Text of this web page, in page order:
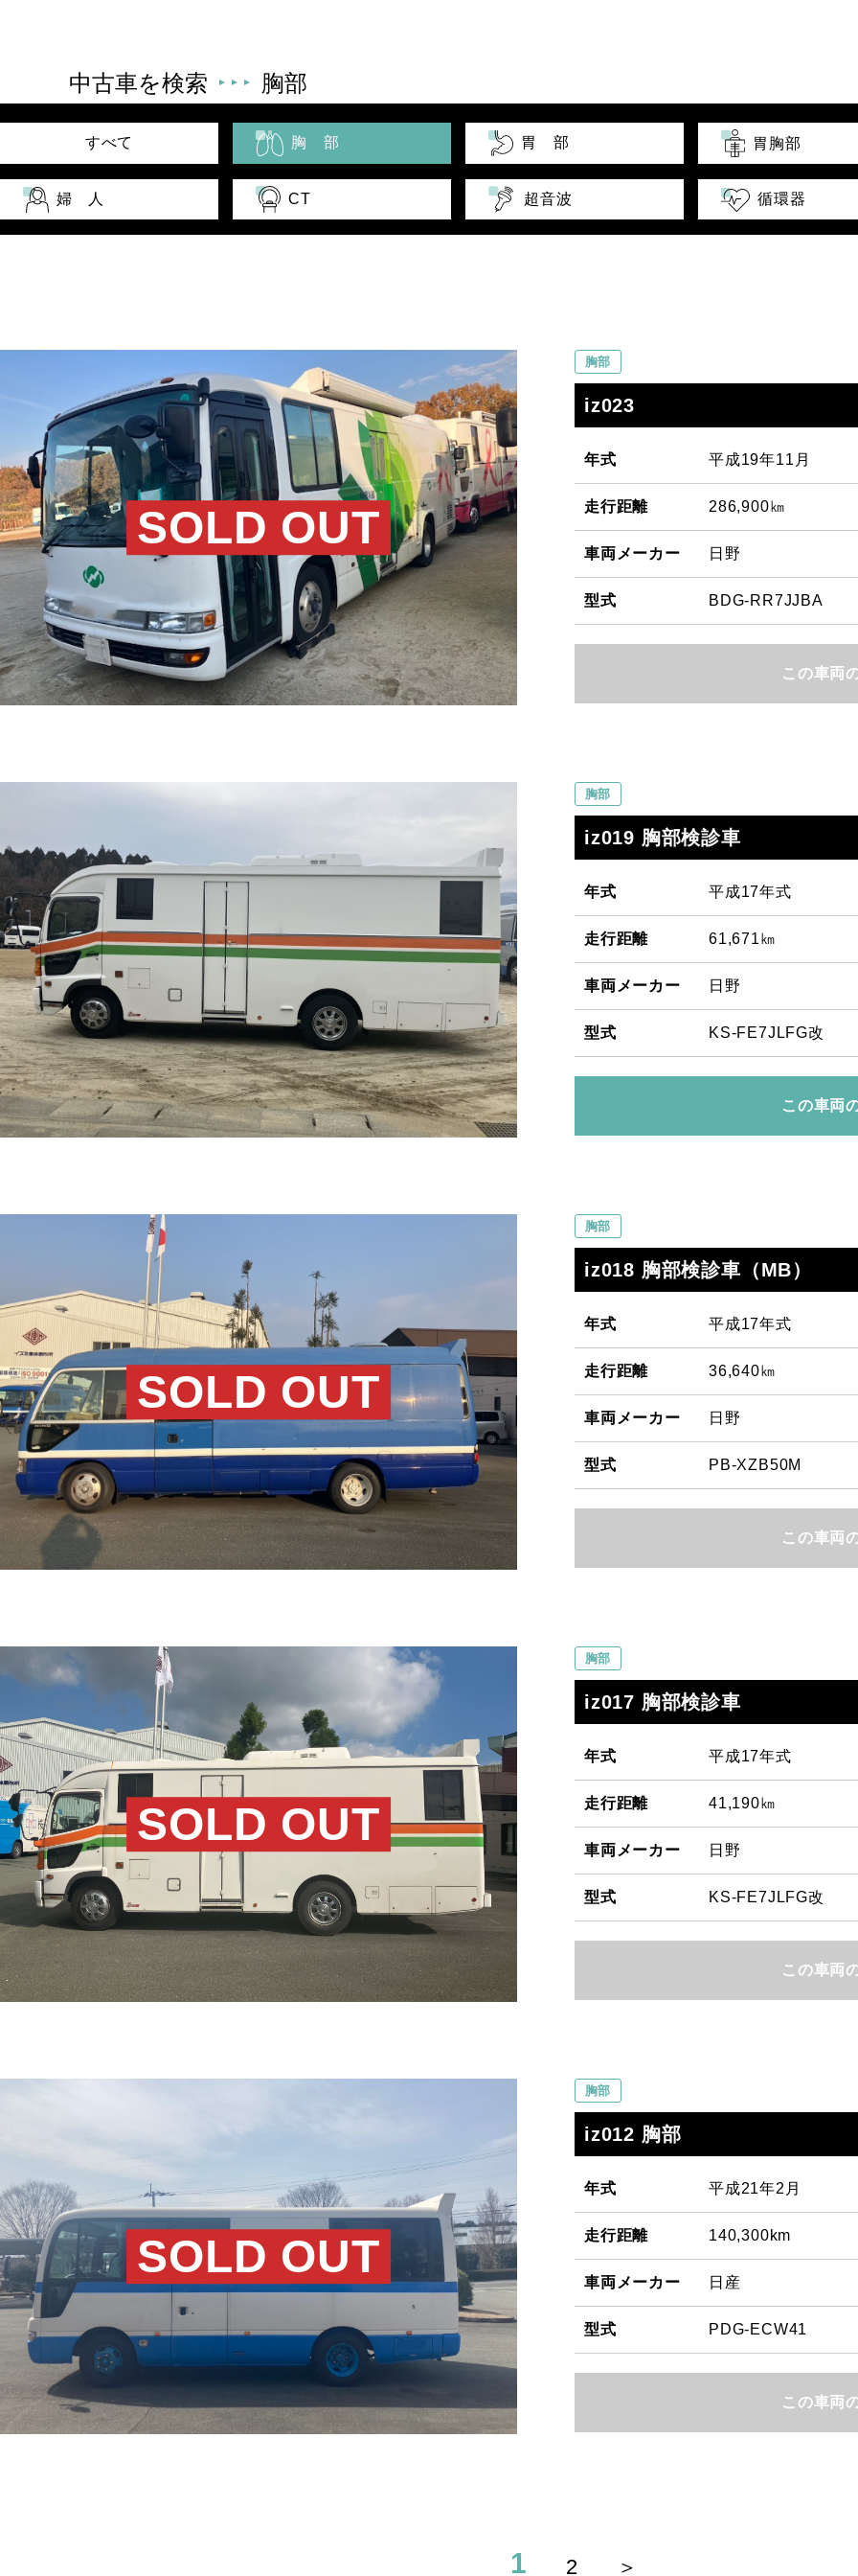
中古車を検索 胸部
すべて 胸 部 胃 部 胃胸部
婦 人 CT 超音波 循環器
SOLD OUT
胸部
iz023
年式 平成19年11月
走行距離 286,900㎞
車両メーカー 日野
型式 BDG-RR7JJBA
この車両
胸部
iz019 胸部検診車
年式 平成17年式
走行距離 61,671㎞
車両メーカー 日野
型式 KS-FE7JLFG改
この車両
SOLD OUT
胸部
iz018 胸部検診車（MB）
年式 平成17年式
走行距離 36,640㎞
車両メーカー 日野
型式 PB-XZB50M
この車両
SOLD OUT
胸部
iz017 胸部検診車
年式 平成17年式
走行距離 41,190㎞
車両メーカー 日野
型式 KS-FE7JLFG改
この車両
SOLD OUT
胸部
iz012 胸部
年式 平成21年2月
走行距離 140,300km
車両メーカー 日産
型式 PDG-ECW41
この車両
1 2 ＞